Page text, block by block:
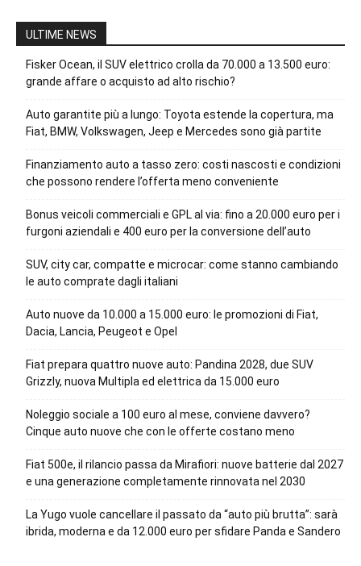
ULTIME NEWS
Fisker Ocean, il SUV elettrico crolla da 70.000 a 13.500 euro:
grande affare o acquisto ad alto rischio?
Auto garantite più a lungo: Toyota estende la copertura, ma
Fiat, BMW, Volkswagen, Jeep e Mercedes sono già partite
Finanziamento auto a tasso zero: costi nascosti e condizioni
che possono rendere l’offerta meno conveniente
Bonus veicoli commerciali e GPL al via: fino a 20.000 euro per i
furgoni aziendali e 400 euro per la conversione dell’auto
SUV, city car, compatte e microcar: come stanno cambiando
le auto comprate dagli italiani
Auto nuove da 10.000 a 15.000 euro: le promozioni di Fiat,
Dacia, Lancia, Peugeot e Opel
Fiat prepara quattro nuove auto: Pandina 2028, due SUV
Grizzly, nuova Multipla ed elettrica da 15.000 euro
Noleggio sociale a 100 euro al mese, conviene davvero?
Cinque auto nuove che con le offerte costano meno
Fiat 500e, il rilancio passa da Mirafiori: nuove batterie dal 2027
e una generazione completamente rinnovata nel 2030
La Yugo vuole cancellare il passato da “auto più brutta”: sarà
ibrida, moderna e da 12.000 euro per sfidare Panda e Sandero